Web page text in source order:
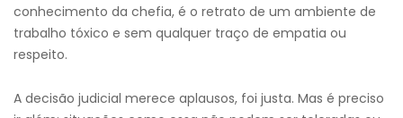
conhecimento da chefia, é o retrato de um ambiente de
trabalho tóxico e sem qualquer traço de empatia ou
respeito.
A decisão judicial merece aplausos, foi justa. Mas é preciso